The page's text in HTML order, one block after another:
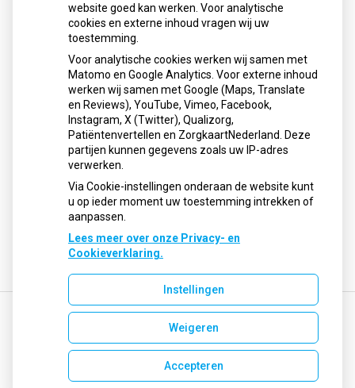
Sinds huisartsen afslankmedicijnen mogen voorschrijven,
neemt gebruik toe
Schurft sinds corona geen vergeten ziekte meer: aantal
uitbraken fors gestegen
Stoppen met afslankmedicijnen betekent zonder
leefstijlaanpassingen weer gewichtstoename
Kookadvies drinkwater in provincie Utrecht vanwege
besmetting
Terugroepactie babyvoeding Nestlé: bacterie kan baby’s
ziek maken
Uw Zorg Online |Beheer
info@apotheekgelderseiland.nl
Cookie-instellingen
website goed kan werken. Voor analytische
cookies en externe inhoud vragen wij uw
toestemming.
Voor analytische cookies werken wij samen met
Matomo en Google Analytics. Voor externe inhoud
werken wij samen met Google (Maps, Translate
en Reviews), YouTube, Vimeo, Facebook,
Instagram, X (Twitter), Qualizorg,
Patiëntenvertellen en ZorgkaartNederland. Deze
partijen kunnen gegevens zoals uw IP-adres
verwerken.
Via Cookie-instellingen onderaan de website kunt
u op ieder moment uw toestemming intrekken of
aanpassen.
Lees meer over onze Privacy- en
Cookieverklaring.
Instellingen
Weigeren
Accepteren